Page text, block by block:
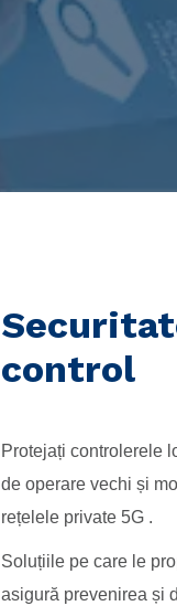
control
Protejați controlerele
de operare vechi și
rețelele private 5G .
Soluțiile pe care le
asigură prevenirea și